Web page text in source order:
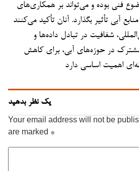
فنی بوده و می‌تواند بر همکاری‌های
آبی تأثیر بگذارد. آنان تأکید می‌کنند
شفافیت در تبادل داده‌ها و
در حوزه‌های آبی، برای کاهش
اهمیت اساسی دارد
یک نظر بدهید
Your email address will not be
are marked *